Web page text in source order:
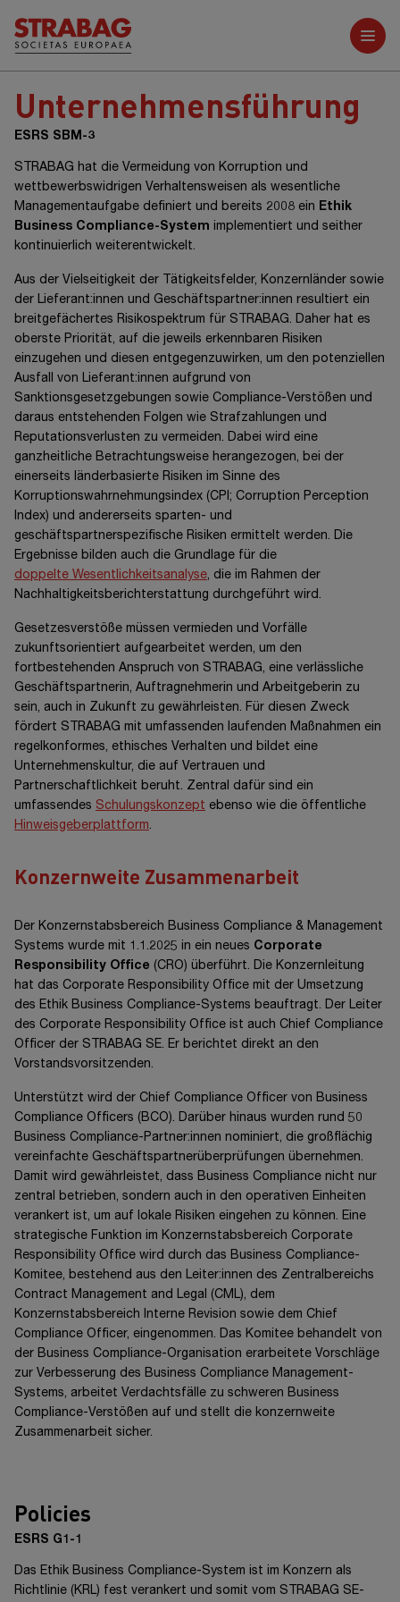
Weitere Berichte
Unternehmensführung
ESRS SBM-3
STRABAG hat die Vermeidung von Korruption und
wettbewerbswidrigen Verhaltensweisen als wesentliche
Managementaufgabe definiert und bereits 2008 ein Ethik
Business Compliance-System implementiert und seither
kontinuierlich weiterentwickelt.
Aus der Vielseitigkeit der Tätigkeitsfelder, Konzernländer sowie
der Lieferant:innen und Geschäftspartner:innen resultiert ein
breitgefächertes Risikospektrum für STRABAG. Daher hat es
oberste Priorität, auf die jeweils erkennbaren Risiken
einzugehen und diesen entgegenzuwirken, um den potenziellen
Ausfall von Lieferant:innen aufgrund von
Sanktionsgesetzgebungen sowie Compliance-Verstößen und
daraus entstehenden Folgen wie Strafzahlungen und
Reputationsverlusten zu vermeiden. Dabei wird eine
ganzheitliche Betrachtungsweise herangezogen, bei der
einerseits länderbasierte Risiken im Sinne des
Korruptionswahrnehmungsindex (CPI; Corruption Perception
Index) und andererseits sparten- und
geschäftspartnerspezifische Risiken ermittelt werden. Die
Ergebnisse bilden auch die Grundlage für die
doppelte Wesentlichkeitsanalyse, die im Rahmen der
Nachhaltigkeitsberichterstattung durchgeführt wird.
Gesetzesverstöße müssen vermieden und Vorfälle
zukunftsorientiert aufgearbeitet werden, um den
fortbestehenden Anspruch von STRABAG, eine verlässliche
Geschäftspartnerin, Auftragnehmerin und Arbeitgeberin zu
sein, auch in Zukunft zu gewährleisten. Für diesen Zweck
fördert STRABAG mit umfassenden laufenden Maßnahmen ein
regelkonformes, ethisches Verhalten und bildet eine
Unternehmenskultur, die auf Vertrauen und
Partnerschaftlichkeit beruht. Zentral dafür sind ein
umfassendes Schulungskonzept ebenso wie die öffentliche
Hinweisgeberplattform.
Konzernweite Zusammenarbeit
Der Konzernstabsbereich Business Compliance & Management
Systems wurde mit 1.1.2025 in ein neues Corporate
Responsibility Office (CRO) überführt. Die Konzernleitung
hat das Corporate Responsibility Office mit der Umsetzung
des Ethik Business Compliance-Systems beauftragt. Der Leiter
des Corporate Responsibility Office ist auch Chief Compliance
Officer der STRABAG SE. Er berichtet direkt an den
Vorstandsvorsitzenden.
Unterstützt wird der Chief Compliance Officer von Business
Compliance Officers (BCO). Darüber hinaus wurden rund 50
Business Compliance-Partner:innen nominiert, die großflächig
vereinfachte Geschäftspartnerüberprüfungen übernehmen.
Damit wird gewährleistet, dass Business Compliance nicht nur
zentral betrieben, sondern auch in den operativen Einheiten
verankert ist, um auf lokale Risiken eingehen zu können. Eine
strategische Funktion im Konzernstabsbereich Corporate
Responsibility Office wird durch das Business Compliance-
Komitee, bestehend aus den Leiter:innen des Zentralbereichs
Contract Management and Legal (CML), dem
Konzernstabsbereich Interne Revision sowie dem Chief
Compliance Officer, eingenommen. Das Komitee behandelt von
der Business Compliance-Organisation erarbeitete Vorschläge
zur Verbesserung des Business Compliance Management-
Systems, arbeitet Verdachtsfälle zu schweren Business
Compliance-Verstößen auf und stellt die konzernweite
Zusammenarbeit sicher.
Policies
ESRS G1-1
Das Ethik Business Compliance-System ist im Konzern als
Richtlinie (KRL) fest verankert und somit vom STRABAG SE-